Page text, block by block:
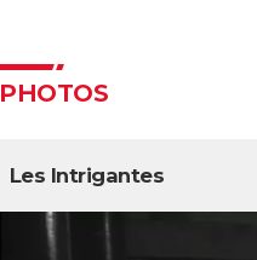
La Planète des Singes
indispensable de voir le
saga avant de voir ce film
de sa fin
vraiment indispensable
scène post-générique ?
PHOTOS
Les Intrigantes